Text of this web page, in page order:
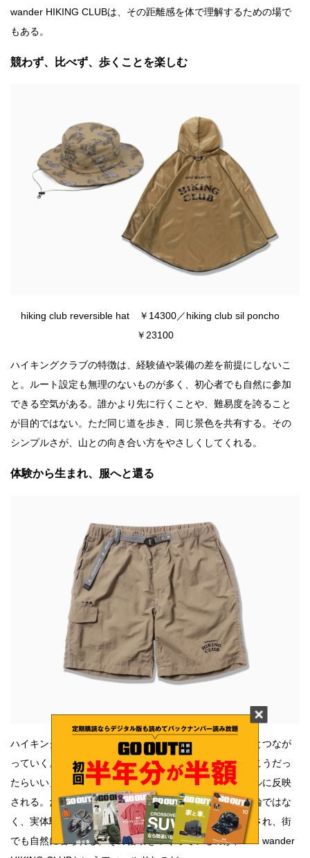
wander HIKING CLUBは、その距離感を体で理解するための場で
もある。
競わず、比べず、歩くことを楽しむ
hiking club reversible hat ￥14300／hiking club sil poncho
￥23100
ハイキングクラブの特徴は、経験値や装備の差を前提にしないこ
と。ルート設定も無理のないものが多く、初心者でも自然に参加
できる空気がある。誰かより先に行くことや、難易度を誇ること
が目的ではない。ただ同じ道を歩き、同じ景色を共有する。その
シンプルさが、山との向き合い方をやさしくしてくれる。
体験から生まれ、服へと還る
ハイキングクラブでの気づきは、そのままプロダクトへとつなが
っていく。歩きやすさ、軽さ、収納のしやすさ。山で「こうだっ
たらいい」と感じた感覚が、ウェアやバッグのディテールに反映
される。だからこそ、アンドワンダーの服は机上の機能論ではな
く、実体験に裏打ちされた説得力を持っている。山で試され、街
でも自然に着られる。その循環をつくっているのが、and wander